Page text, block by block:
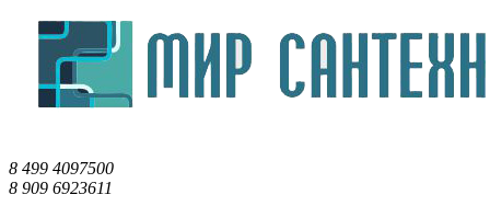
8 499 4097500
8 909 6923611